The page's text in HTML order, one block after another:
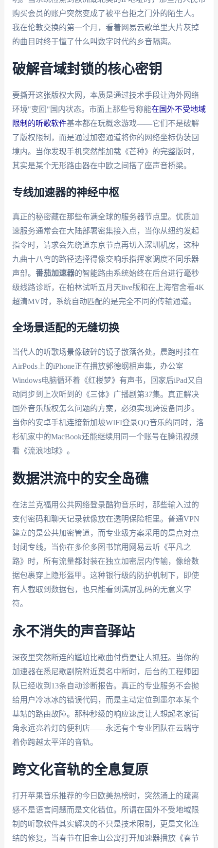
购买会员的账户突然变成了被平台拒之门外的陌生人。
我在伦敦交换的第一个月，看着网易云歌单里大片灰掉
的曲目时终于懂了什么叫数字时代的乡音隔离。
破解音域封锁的核心密钥
要撕开这张版权大网，本质是通过技术手段让海外网络
环境"变回"国内状态。市面上那些号称能在国外不受地域
限制的听歌软件基本都在玩概念游戏——它们不是破解
了版权限制，而是通过加密通道将你的网络坐标伪装回
境内。当你发现手机突然能加载《芒种》的完整版时，
其实是某个无形路由器在中欧之间搭了座声音桥梁。
专线加速器的神经中枢
真正的秘密藏在那些布满全球的服务器节点里。优质加
速服务通常会在大陆部署密集接入点，当你从纽约发起
指令时，请求会先绕道东京节点再切入深圳机房，这种
九曲十八弯的路径选择得像交响乐指挥家调度不同乐器
声部。 番茄加速器的智能路由系统始终在后台进行毫秒
级线路诊断，在柏林试听五月天live版和在上海宿舍看4K
超清MV时，系统自动匹配的是完全不同的传输通道。
全场景适配的无缝切换
当代人的听歌场景像破碎的镜子散落各处。晨跑时挂在
AirPods上的iPhone正在播放郭德纲相声集，办公室
Windows电脑循环着《红楼梦》有声书，回家后iPad又自
动同步到上次听到的《三体》广播剧第37集。真正解决
国外音乐版权怎么问题的方案，必须实现跨设备同步。
当你的安卓手机连接新加坡WIFI登录QQ音乐的同时，洛
杉矶家中的MacBook还能继续用同一个账号在腾讯视频
看《流浪地球》。
数据洪流中的安全岛礁
在法兰克福用公共网络登录酷狗音乐时，那些输入过的
支付密码和聊天记录就像放在透明保险柜里。普通VPN
建立的是公共加密管道，而专业级方案采用的是点对点
封闭专线。当你在多伦多图书馆用网易云听《平凡之
路》时，所有流量都封装在独立加密层内传输，像给数
据包裹穿上隐形盔甲。这种银行级的防护机制下，即使
有人截取到数据包，也只能看到满屏乱码的无意义字
符。
永不消失的声音驿站
深夜里突然断连的尴尬比歌曲付费更让人抓狂。当你的
加速器在悉尼歌剧院附近莫名中断时，后台的工程师团
队已经收到13条自动诊断报告。真正的专业服务不会抛
给用户冷冰冰的错误代码，而是主动定位到墨尔本某个
基站的路由故障。那种秒级的响应速度让人想起老家街
角永远亮着灯的便利店——永远有个专业团队在云端守
着你跨越太平洋的音轨。
跨文化音轨的全息复原
打开苹果音乐推荐的今日欧美热榜时，突然涌上的疏离
感不是语言问题而是文化错位。所谓在国外不受地域限
制的听歌软件其实解决的不只是技术限制，更是文化连
结的修复。当春节在旧金山公寓打开加速器播放《春节